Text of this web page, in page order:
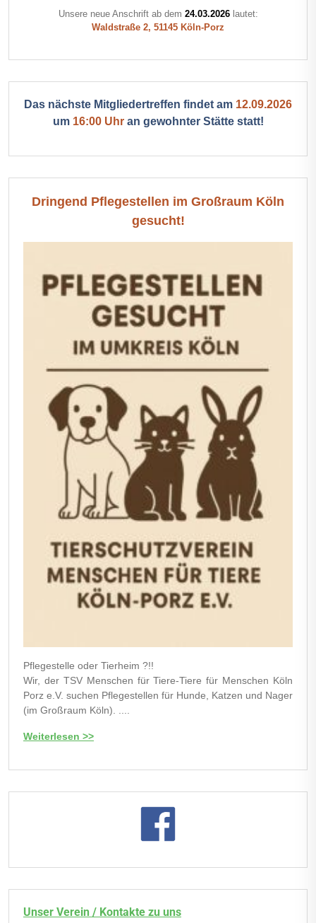
Unsere neue Anschrift ab dem 24.03.2026lautet:
Waldstraße 2, 51145 Köln-Porz
Das nächste Mitgliedertreffen findet am 12.09.2026
um 16:00 Uhran gewohnter Stätte statt!
Dringend Pflegestellen im Großraum Köln
gesucht!
Pflegestelle oder Tierheim ?!!
Wir, der TSV Menschen für Tiere-Tiere für Menschen Köln
Porz e.V. suchen Pflegestellen für Hunde, Katzen und Nager
(im Großraum Köln). ....
Weiterlesen >>
Unser Verein / Kontakte zu uns